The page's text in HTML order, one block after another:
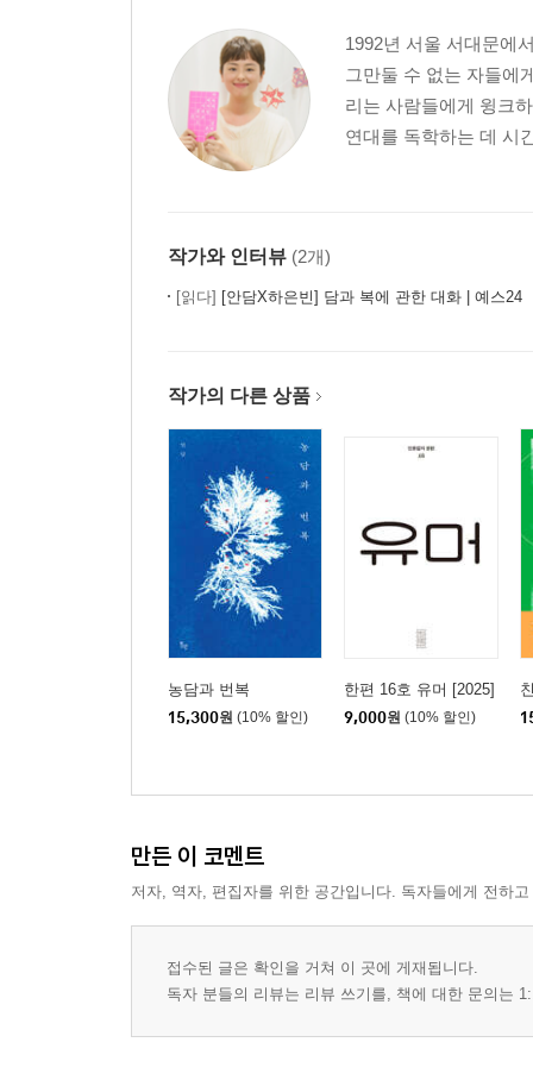
1992년 서울 서대문에
그만둘 수 없는 자들에
리는 사람들에게 윙크
연대를 독학하는 데 시
작가와 인터뷰 (2개)
[읽다] [안담X하은빈] 담과 복에 관한 대화 | 예스24
작가의 다른 상품
농담과 번복
15,300원 (10% 할인)
한편 16호 유머 [2025]
9,000원 (10% 할인)
만든 이 코멘트
저자, 역자, 편집자를 위한 공간입니다. 독자들에게 전하
접수된 글은 확인을 거쳐 이 곳에 게재됩니다.
독자 분들의 리뷰는 리뷰 쓰기를, 책에 대한 문의는